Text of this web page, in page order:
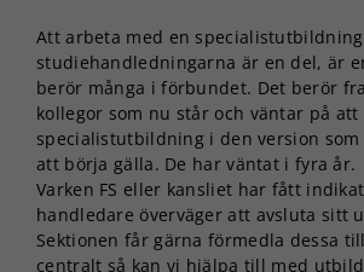
Att arbeta med en
studiehandledningarna är en del, är
berör många i förbundet. Det berör
kollegor som nu står och väntar på
specialistutbildning i den version
att börja gälla. De har väntat i fyra år.
Varken FS eller kansliet har fått
handledare överväger att avsluta sitt
Sektionen får gärna förmedla dessa
centralt så kan vi hjälpa till med